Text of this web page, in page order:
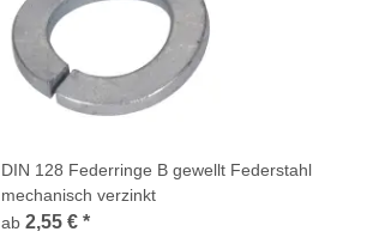
DIN 128 Federringe B gewellt Federstahl
mechanisch verzinkt
ab 2,55 € *